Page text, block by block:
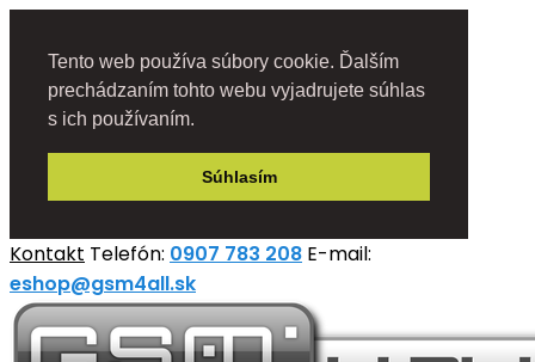
Tento web používa súbory cookie. Ďalším
prechádzaním tohto webu vyjadrujete súhlas
s ich používaním.
Súhlasím
Kontakt Telefón: 0907 783 208 E-mail:
eshop@gsm4all.sk